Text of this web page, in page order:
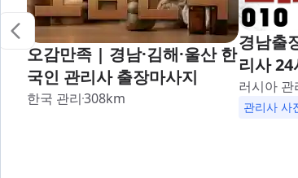
오감만족 | 경남·김해·울산 한
국인 관리사 출장마사지
한국 관리308km
경남출
리사
러시아 관
관리사 사